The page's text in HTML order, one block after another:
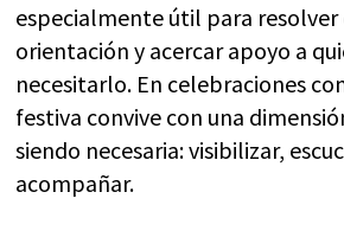
especialmente útil para resolver
orientación y acercar apoyo a
necesitarlo. En celebraciones
festiva convive con una
siendo necesaria: visibilizar,
acompañar.